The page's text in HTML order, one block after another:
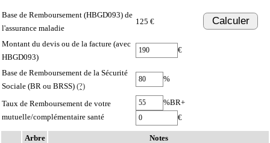
Base de Remboursement (HBGD093) de
l'assurance maladie
125 € Calculer
Montant du devis ou de la facture (avec
HBGD093)
€
Base de Remboursement de la Sécurité
Sociale (BR ou BRSS) (?)
%
Taux de Remboursement de votre
mutuelle/complémentaire santé
%BR+
€
Arbre Notes